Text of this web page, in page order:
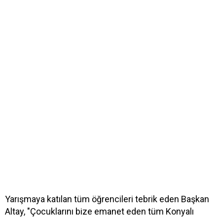
Yarışmaya katılan tüm öğrencileri tebrik eden Başkan
Altay, "Çocuklarını bize emanet eden tüm Konyalı